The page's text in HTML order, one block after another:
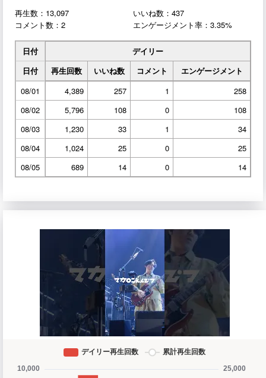
再生数：13,097
いいね数：437
コメント数：2
エンゲージメント率：3.35%
日付
デイリー
日付
再生回数 いいね数 コメント
エンゲージメント
08/01
4,389 257 1
258
08/02
5,796 108 0
108
08/03
1,230 33 1
34
08/04
1,024 25 0
25
08/05
689 14 0 14